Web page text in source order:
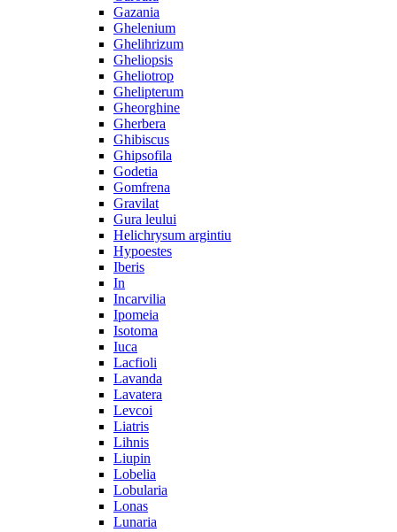
Gazania
Ghelenium
Ghelihrizum
Gheliopsis
Gheliotrop
Ghelipterum
Gheorghine
Gherbera
Ghibiscus
Ghipsofila
Godetia
Gomfrena
Gravilat
Gura leului
Helichrysum argintiu
Hypoestes
Iberis
In
Incarvilia
Ipomeia
Isotoma
Iuca
Lacfioli
Lavanda
Lavatera
Levcoi
Liatris
Lihnis
Liupin
Lobelia
Lobularia
Lonas
Lunaria